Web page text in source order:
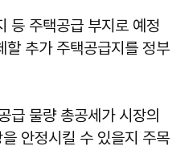
등 주택공급 부지로 예정
할 추가 주택공급지를 정부
급 물량 총공세가 시장의
안정시킬 수 있을지 주목